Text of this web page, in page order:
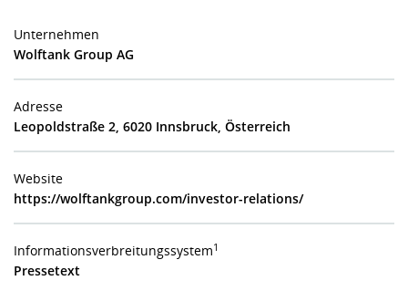
Unternehmen
Wolftank Group AG
Adresse
Leopoldstraße 2, 6020 Innsbruck, Österreich
Website
https://wolftankgroup.com/investor-relations/
Informationsverbreitungssystem1
Pressetext